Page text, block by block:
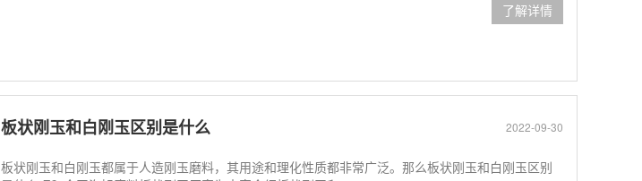
了解详情
2022-09-30
板状刚玉和白刚玉区别是什么
板状刚玉和白刚玉都属于人造刚玉磨料，其用途和理化性质都非常广泛。那么板状刚玉和白刚玉区别